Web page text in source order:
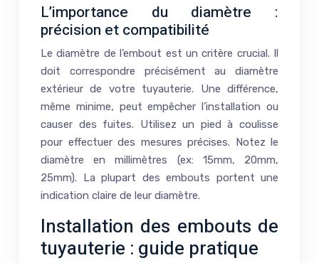
L’importance du diamètre :
précision et compatibilité
Le diamètre de l’embout est un critère crucial. Il
doit correspondre précisément au diamètre
extérieur de votre tuyauterie. Une différence,
même minime, peut empêcher l’installation ou
causer des fuites. Utilisez un pied à coulisse
pour effectuer des mesures précises. Notez le
diamètre en millimètres (ex: 15mm, 20mm,
25mm). La plupart des embouts portent une
indication claire de leur diamètre.
Installation des embouts de
tuyauterie : guide pratique